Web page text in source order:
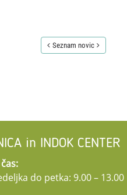
Seznam novic
in INDOK CENTER
do petka: 9.00 – 13.00